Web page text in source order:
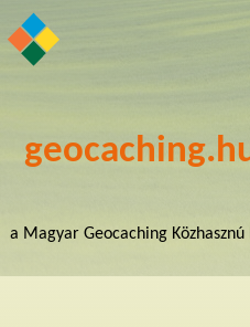
a Magyar Geocaching